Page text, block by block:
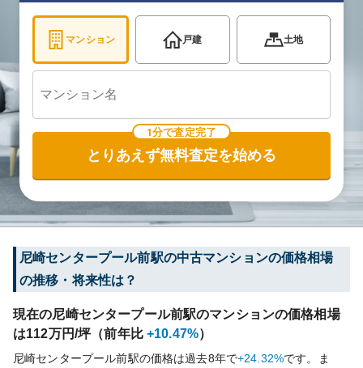
マンション 戸建 土地
1分で査定完了
とりあえず無料査定を始める
尼崎センタープール前駅の中古マンションの価格相場
の推移・将来性は？
現在の尼崎センタープール前駅のマンションの価格相場
は112万円/坪（前年比 +10.47%）
尼崎センタープール前駅の価格は過去8年で+24.32%です。
ま